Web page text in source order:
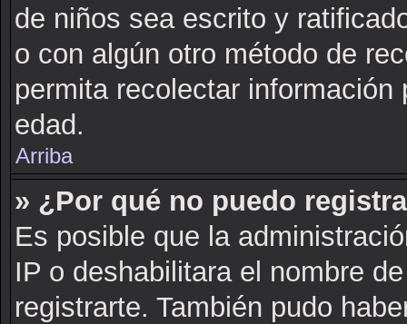
de niños sea escrito y
o con algún otro método de
permita recolectar
edad.
Arriba
» ¿Por qué no puedo
Es posible que la
IP o deshabilitara el nombre
registrarte. También pudo